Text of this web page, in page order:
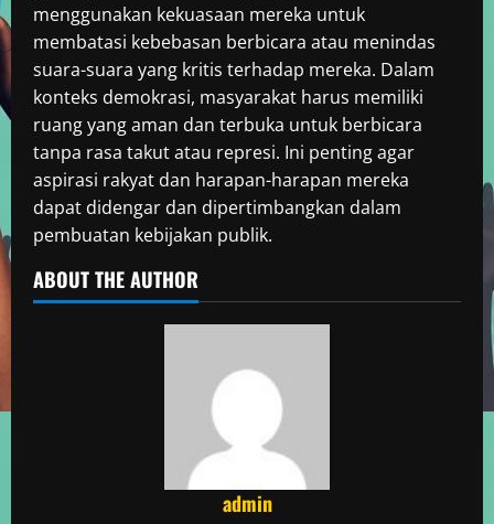
menggunakan kekuasaan mereka untuk
membatasi kebebasan berbicara atau menindas
suara-suara yang kritis terhadap mereka. Dalam
konteks demokrasi, masyarakat harus memiliki
ruang yang aman dan terbuka untuk berbicara
tanpa rasa takut atau represi. Ini penting agar
aspirasi rakyat dan harapan-harapan mereka
dapat didengar dan dipertimbangkan dalam
pembuatan kebijakan publik.
ABOUT THE AUTHOR
admin